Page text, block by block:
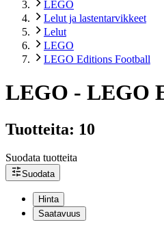
LEGO
Lelut ja lastentarvikkeet
Lelut
LEGO
LEGO Editions Football
LEGO - LEGO
Tuotteita: 10
Suodata tuotteita
Suodata
Hinta
Saatavuus